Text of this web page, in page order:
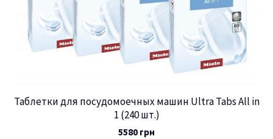
Таблетки для посудомоечных машин Ultra Tabs All in
1 (240 шт.)
5580 грн